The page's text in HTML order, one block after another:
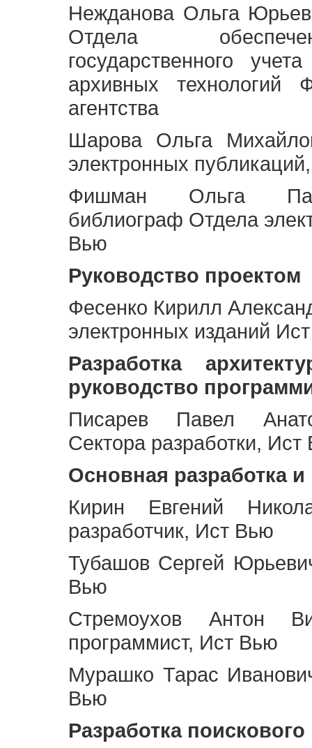
Нежданова Ольга
Отдела
государственного
архивных технологий
агентства
Шарова Ольга
электронных
Фишман Ольга
библиограф Отдела
Вью
Руководство проектом
Фесенко Кирилл
электронных изданий
Разработка
руководство
Писарев Павел
Сектора разработки,
Основная разработка
Кирин Евгений
разработчик, Ист Вью
Тубашов Сергей
Вью
Стремоухов Антон
программист, Ист Вью
Мурашко Тарас
Вью
Разработка